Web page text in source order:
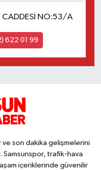
CADDESİ NO:53/A
622 01 99
ve son dakika gelişmelerini
Samsunspor, trafik-hava
içeriklerinde güvenilir